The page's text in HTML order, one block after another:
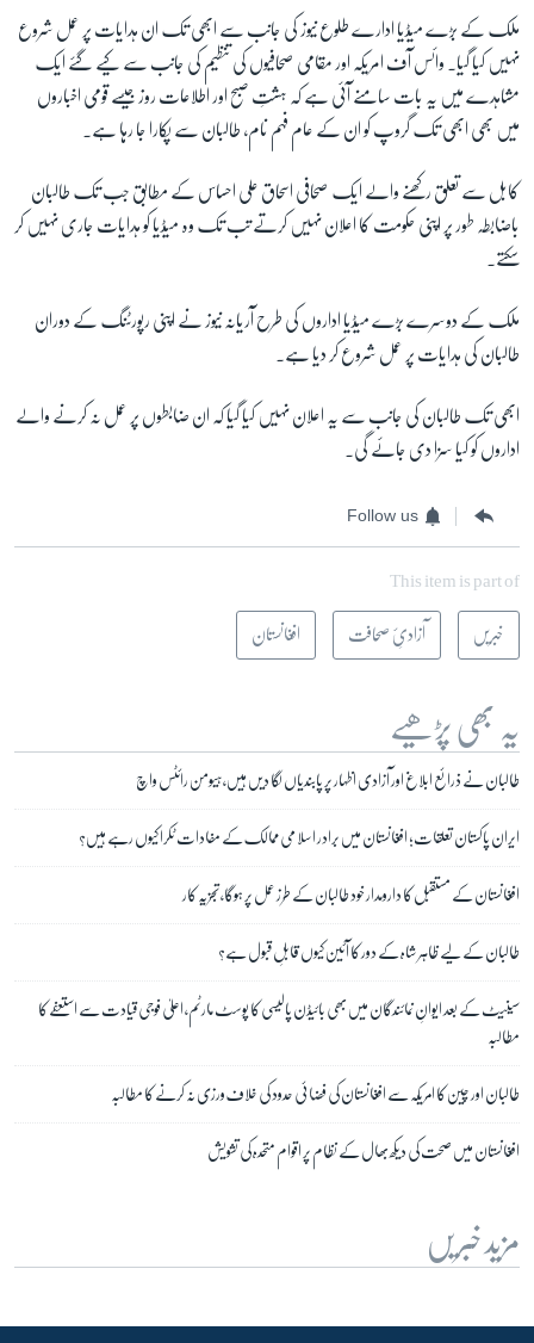
ملک کے بڑے میڈیا ادارے طلوع نیوز کی جانب سے ابھی تک ان ہدایات پر عمل شروع
نہیں کیا گیا۔ وائس آف امریکہ اور مقامی صحافیوں کی تنظیم کی جانب سے کیے گئے ایک
مشاہدے میں یہ بات سامنے آئی ہے کہ ہشتِ صبح اور اطلاعات روز جیسے قومی اخباروں
میں بھی ابھی تک گروپ کو ان کے عام فہم نام، طالبان سے پکارا جا رہا ہے۔
کابل سے تعلق رکھنے والے ایک صحافی اسحاق علی احساس کے مطابق جب تک طالبان
باضابطہ طور پر اپنی حکومت کا اعلان نہیں کرتے تب تک وہ میڈیا کو ہدایات جاری نہیں کر
سکتے۔
ملک کے دوسرے بڑے میڈیا اداروں کی طرح آریانہ نیوز نے اپنی رپورٹنگ کے دوران
طالبان کی ہدایات پر عمل شروع کر دیا ہے۔
ابھی تک طالبان کی جانب سے یہ اعلان نہیں کیا گیا کہ ان ضابطوں پر عمل نہ کرنے والے
اداروں کو کیا سزا دی جائے گی۔
Follow us
This item is part of
خبریں آزادیِٔ صحافت افغانستان
یہ بھی پڑھیے
طالبان نے ذرائع ابلاغ اور آزادی اظہار پر پابندیاں لگا دیں ہیں، ہیومن رائٹس واچ
ایران پاکستان تعلقات؛ افغانستان میں برادر اسلامی ممالک کے مفادات ٹکرا کیوں رہے ہیں؟
افغانستان کے مستقبل کا دارومدار خود طالبان کے طرز عمل پر ہوگا، تجزیہ کار
طالبان کے لیے ظاہر شاہ کے دور کا آئین کیوں قابلِ قبول ہے؟
سینیٹ کے بعد ایوانِ نمائندگان میں بھی بائیڈن پالیسی کا پوسٹ مارٹم، اعلیٰ فوجی قیادت سے استعفے کا
مطالبہ
طالبان اور چین کا امریکہ سے افغانستان کی فضائی حدود کی خلاف ورزی نہ کرنے کا مطالبہ
افغانستان میں صحت کی دیکھ بھال کے ںظام پر اقوام متحدہ کی تشویش
مزید خبریں